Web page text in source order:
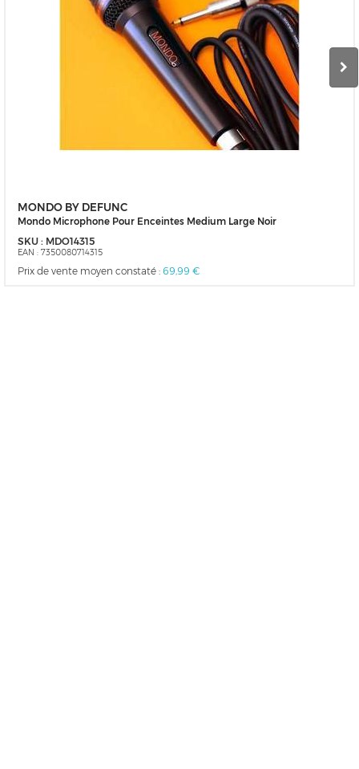
MONDO BY DEFUNC
Mondo Microphone Pour Enceintes Medium Large Noir
SKU : MDO14315
EAN : 7350080714315
Prix de vente moyen constaté : 69,99 €